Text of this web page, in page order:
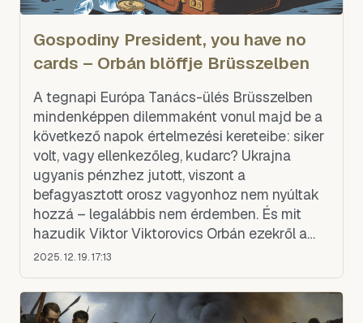
Gospodiny President, you have no
cards – Orbán blöffje Brüsszelben
A tegnapi Európa Tanács-ülés Brüsszelben
mindenképpen dilemmaként vonul majd be a
következő napok értelmezési kereteibe: siker
volt, vagy ellenkezőleg, kudarc? Ukrajna
ugyanis pénzhez jutott, viszont a
befagyasztott orosz vagyonhoz nem nyúltak
hozzá – legalábbis nem érdemben. És mit
hazudik Viktor Viktorovics Orbán ezekről a
döntésekről? Gyorselemzés Karczag Annától.
2025. 12. 19. 17:13